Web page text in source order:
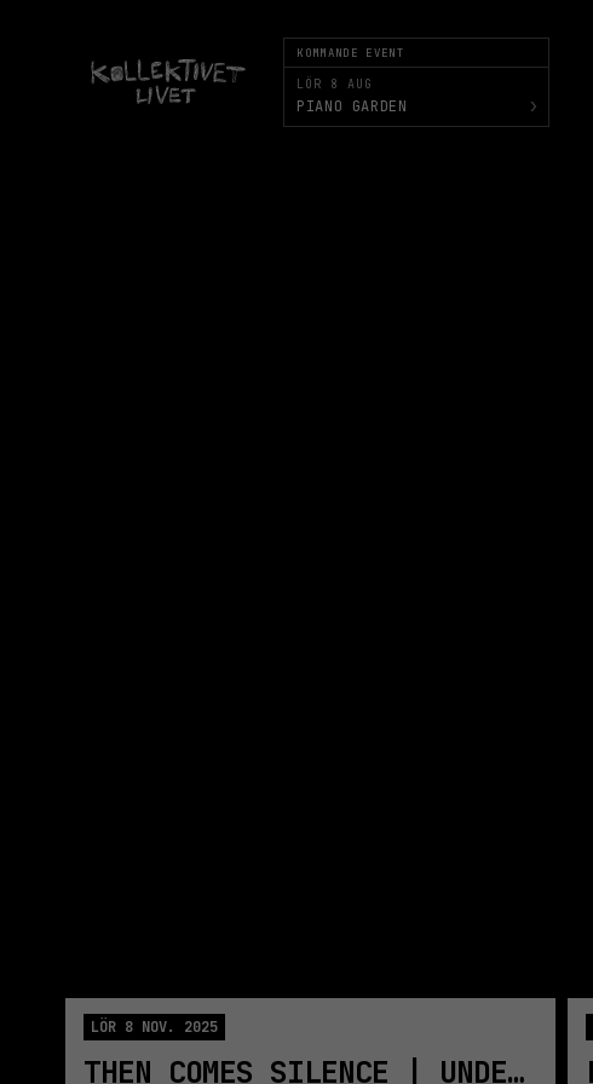
KOMMANDE EVENT
LÖR 8 AUG
PIANO GARDEN ›
LÖR 8 NOV. 2025
THEN COMES SILENCE | UNDERGROUND FIRE | JE T'AIME